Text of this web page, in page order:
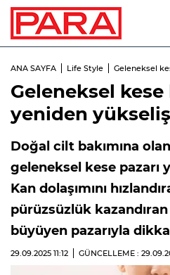
ANA SAYFA Life Style Geleneksel
Geleneksel
yeniden
Doğal cilt bakımına
geleneksel kese pazarı
Kan dolaşımını
pürüzsüzlük kazandıran
büyüyen pazarıyla
29.09.2025 11:12 GÜNCELLEME :